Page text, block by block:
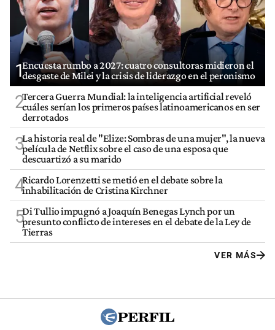
1Encuesta rumbo a 2027: cuatro consultoras midieron el
desgaste de Milei y la crisis de liderazgo en el peronismo
2Tercera Guerra Mundial: la inteligencia artificial reveló
cuáles serían los primeros países latinoamericanos en ser
derrotados
3La historia real de "Elize: Sombras de una mujer", la nueva
película de Netflix sobre el caso de una esposa que
descuartizó a su marido
4Ricardo Lorenzetti se metió en el debate sobre la
inhabilitación de Cristina Kirchner
5Di Tullio impugnó a Joaquín Benegas Lynch por un
presunto conflicto de intereses en el debate de la Ley de
Tierras
VER MÁS